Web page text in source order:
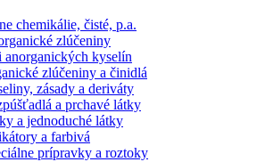
chemikálie, čisté, p.a.
zlúčeniny
anorganických kyselín
zlúčeniny a činidlá
zásady a deriváty
a prchavé látky
a jednoduché látky
a farbivá
prípravky a roztoky